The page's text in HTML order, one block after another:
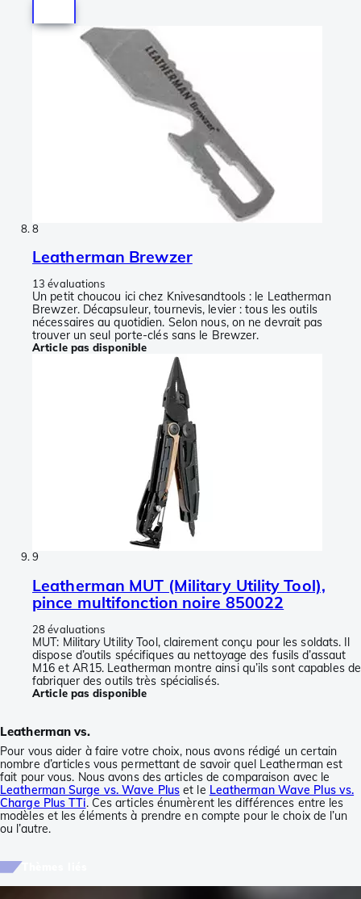
8
Leatherman Brewzer
13 évaluations
Un petit choucou ici chez Knivesandtools : le Leatherman
Brewzer. Décapsuleur, tournevis, levier : tous les outils
nécessaires au quotidien. Selon nous, on ne devrait pas
trouver un seul porte-clés sans le Brewzer.
Article pas disponible
9
Leatherman MUT (Military Utility Tool),
pince multifonction noire 850022
28 évaluations
MUT: Military Utility Tool, clairement conçu pour les soldats. Il
dispose d’outils spécifiques au nettoyage des fusils d’assaut
M16 et AR15. Leatherman montre ainsi qu’ils sont capables de
fabriquer des outils très spécialisés.
Article pas disponible
Leatherman vs.
Pour vous aider à faire votre choix, nous avons rédigé un certain
nombre d’articles vous permettant de savoir quel Leatherman est
fait pour vous. Nous avons des articles de comparaison avec le
Leatherman Surge vs. Wave Plus et le Leatherman Wave Plus vs.
Charge Plus TTi. Ces articles énumèrent les différences entre les
modèles et les éléments à prendre en compte pour le choix de l’un
ou l’autre.